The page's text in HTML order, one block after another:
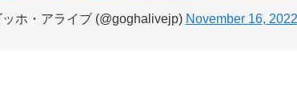
ホ・アライブ (@goghalivejp) November 16, 2022